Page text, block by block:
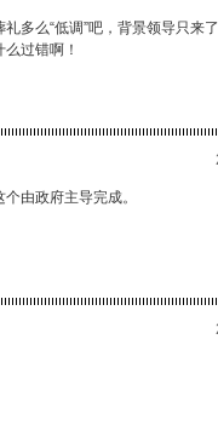
多么“低调”吧，背景领导只来
过错啊！
由政府主导完成。